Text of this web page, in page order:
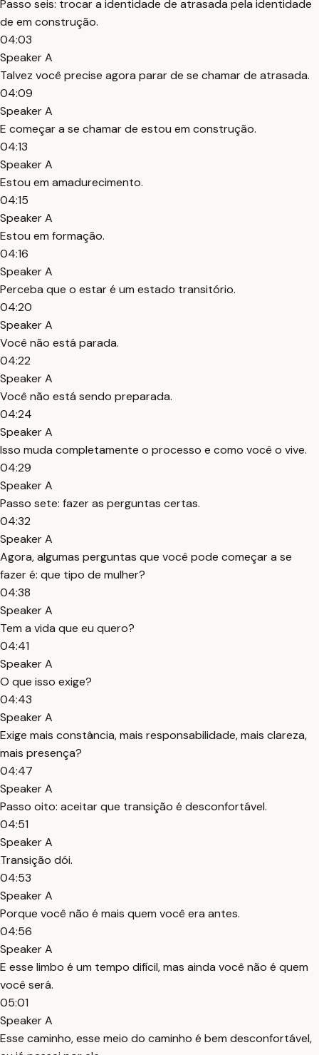
Passo seis: trocar a identidade de atrasada pela identidade
de em construção.
04:03
Speaker A
Talvez você precise agora parar de se chamar de atrasada.
04:09
Speaker A
E começar a se chamar de estou em construção.
04:13
Speaker A
Estou em amadurecimento.
04:15
Speaker A
Estou em formação.
04:16
Speaker A
Perceba que o estar é um estado transitório.
04:20
Speaker A
Você não está parada.
04:22
Speaker A
Você não está sendo preparada.
04:24
Speaker A
Isso muda completamente o processo e como você o vive.
04:29
Speaker A
Passo sete: fazer as perguntas certas.
04:32
Speaker A
Agora, algumas perguntas que você pode começar a se
fazer é: que tipo de mulher?
04:38
Speaker A
Tem a vida que eu quero?
04:41
Speaker A
O que isso exige?
04:43
Speaker A
Exige mais constância, mais responsabilidade, mais clareza,
mais presença?
04:47
Speaker A
Passo oito: aceitar que transição é desconfortável.
04:51
Speaker A
Transição dói.
04:53
Speaker A
Porque você não é mais quem você era antes.
04:56
Speaker A
E esse limbo é um tempo difícil, mas ainda você não é quem
você será.
05:01
Speaker A
Esse caminho, esse meio do caminho é bem desconfortável,